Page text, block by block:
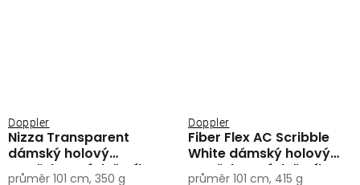
Nizza Transparent
dámský holový
vystřelovací deštník
Doppler
průměr 101 cm, 350 g
Fiber Flex AC Scribble
White dámský holový
vystřelovací deštník
Doppler
průměr 101 cm, 415 g